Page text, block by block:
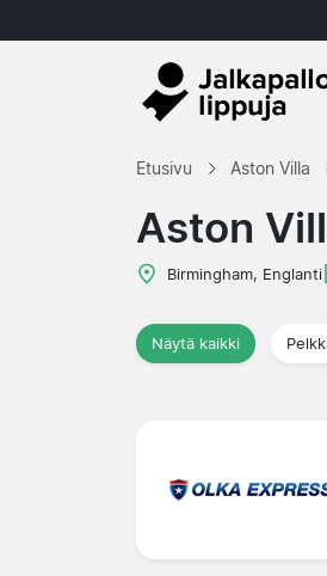
Etusivu Aston Villa
Aston
Birmingham, Englanti
Näytä kaikki